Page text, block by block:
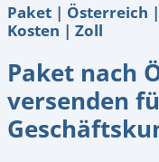
Paket | Österreich
Kosten | Zoll
Paket nach
versenden